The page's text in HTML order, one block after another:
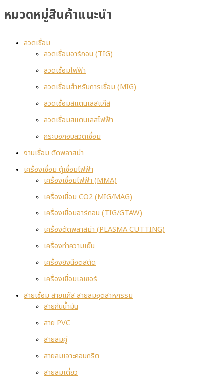
หมวดหมู่สินค้าแนะนำ
ลวดเชื่อม
ลวดเชื่อมอาร์กอน (TIG)
ลวดเชื่อมไฟฟ้า
ลวดเชื่อมสำหรับการเชื่อม (MIG)
ลวดเชื่อมสแตนเลสแก๊ส
ลวดเชื่อมสแตนเลสไฟฟ้า
กระบอกอบลวดเชื่อม
งานเชื่อม ตัดพลาสม่า
เครื่องเชื่อม ตู้เชื่อมไฟฟ้า
เครื่องเชื่อมไฟฟ้า (MMA)
เครื่องเชื่อม CO2 (MIG/MAG)
เครื่องเชื่อมอาร์กอน (TIG/GTAW)
เครื่องตัดพลาสม่า (PLASMA CUTTING)
เครื่องทำความเย็น
เครื่องยิงน๊อตสตัด
เครื่องเชื่อมเลเซอร์
สายเชื่อม สายแก๊ส สายลมอุตสาหกรรม
สายกันน้ำมัน
สาย PVC
สายลมคู่
สายลมเจาะคอนกรีต
สายลมเดี่ยว